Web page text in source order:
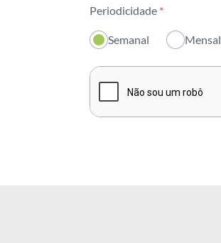
Institucional
Sustentabilidade
Periodicidade *
Semanal Mensal